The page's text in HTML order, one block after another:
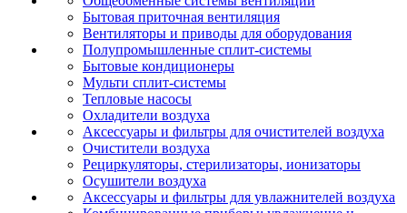
Бытовая приточная вентиляция
Вентиляторы и приводы для оборудования
Полупромышленные сплит-системы
Бытовые кондиционеры
Мульти сплит-системы
Тепловые насосы
Охладители воздуха
Аксессуары и фильтры для очистителей воздуха
Очистители воздуха
Рециркуляторы, стерилизаторы, ионизаторы
Осушители воздуха
Аксессуары и фильтры для увлажнителей воздуха